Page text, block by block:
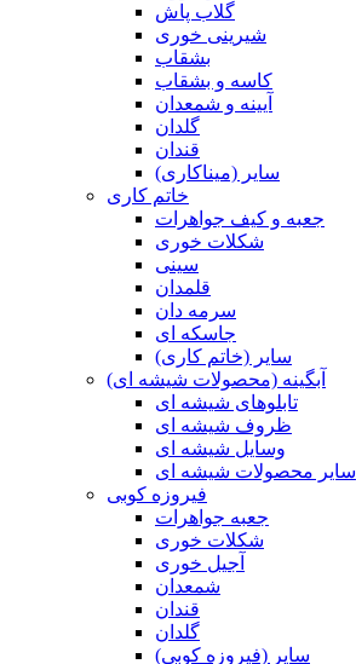
گلاب پاش
شیرینی خوری
بشقاب
کاسه و بشقاب
آیینه و شمعدان
گلدان
قندان
سایر (میناکاری)
خاتم کاری
جعبه و کیف جواهرات
شکلات خوری
سینی
قلمدان
سرمه دان
جاسکه ای
سایر (خاتم کاری)
آبگینه (محصولات شیشه ای)
تابلوهای شیشه ای
ظروف شیشه ای
وسایل شیشه ای
سایر محصولات شیشه ای
فیروزه کوبی
جعبه جواهرات
شکلات خوری
آجیل خوری
شمعدان
قندان
گلدان
سایر (فیروزه کوبی)